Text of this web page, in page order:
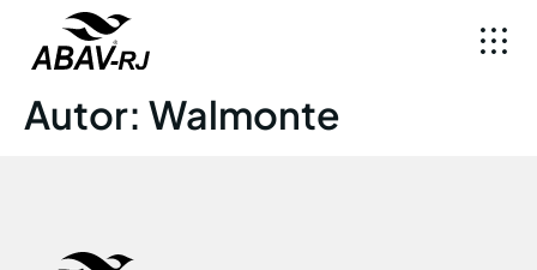
Autor: Walmonte